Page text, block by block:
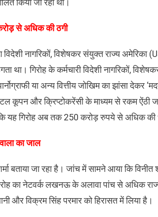
किया जा रहा था।
से अधिक की ठगी
नागरिकों, विशेषकर संयुक्त राज्य अमेरिका
था। गिरोह के कर्मचारी विदेशी नागरिकों,
या अन्य वित्तीय जोखिम का झांसा देकर
कूपन और क्रिप्टोकरेंसी के माध्यम से रकम ऐंठी
यह गिरोह अब तक 250 करोड़ रुपये से अधिक
का जाल
बताया जा रहा है। जांच में सामने आया कि विनीत
का नेटवर्क लखनऊ के अलावा पांच से अधिक
और विक्रम सिंह परमार को हिरासत में लिया है।